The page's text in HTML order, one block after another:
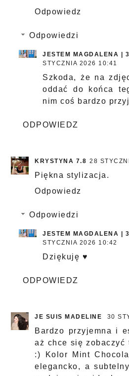
Odpowiedz
Odpowiedzi
JESTEM MAGDALENA |
STYCZNIA 2026 10:41
Szkoda, że na
oddać do końca
nim coś bardzo
ODPOWIEDZ
KRYSTYNA 7.8 28
Piękna stylizacja.
Odpowiedz
Odpowiedzi
JESTEM MAGDALENA |
STYCZNIA 2026 10:42
Dziękuję ♥
ODPOWIEDZ
JE SUIS MADELINE 30
Bardzo przyjemna i
aż chce się zobaczyć
:) Kolor Mint
elegancko, a